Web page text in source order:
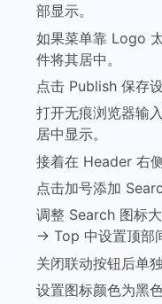
部显示。
如果菜单靠 Logo
件将其居中。
点击 Publish 保存设
打开无痕浏览器输
居中显示。
接着在 Header 右
点击加号添加
调整 Search 图标
→ Top 中设置顶部
关闭联动按钮后单
设置图标颜色为黑色